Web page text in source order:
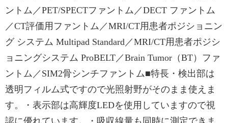
ントム／PET/SPECTファントム／DECT ファントム
／CT評価用ファントム／MRI/CT用患者ポジショニン
グ システム Multipad Standard／MRI/CT用患者ポジシ
ョニングシステム ProBELT／Brain Tumor（BT）ファ
ントム／SIM2骨シンチファントム■特長・検出部は
透明フィルム式ですので光照射野がそのまま使えま
す。・表示部は高輝度LEDを使用していますので視
認に優れています。・吸収線量も同時に測定できま